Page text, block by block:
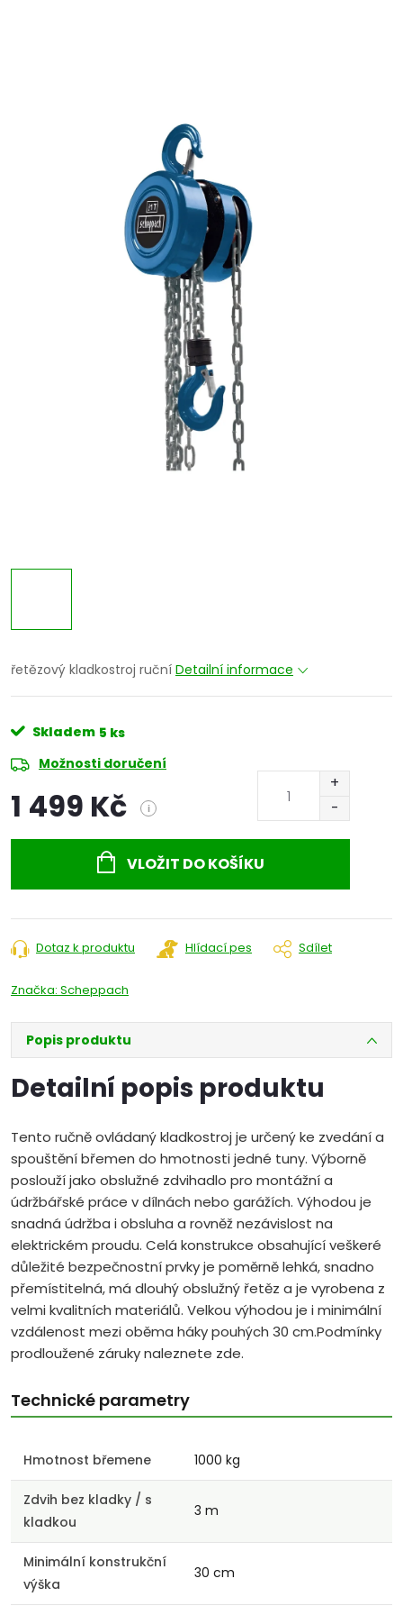
řetězový kladkostroj ruční Detailní informace
Skladem 5 ks
Možnosti doručení
1 499 Kč i
VLOŽIT DO KOŠÍKU
Dotaz k produktu Hlídací pes Sdílet
Značka: Scheppach
Popis produktu
Detailní popis produktu
Tento ručně ovládaný kladkostroj je určený ke zvedání a
spouštění břemen do hmotnosti jedné tuny. Výborně
poslouží jako obslužné zdvihadlo pro montážní a
údržbářské práce v dílnách nebo garážích. Výhodou je
snadná údržba i obsluha a rovněž nezávislost na
elektrickém proudu. Celá konstrukce obsahující veškeré
důležité bezpečnostní prvky je poměrně lehká, snadno
přemístitelná, má dlouhý obslužný řetěz a je vyrobena z
velmi kvalitních materiálů. Velkou výhodou je i minimální
vzdálenost mezi oběma háky pouhých 30 cm.Podmínky
prodloužené záruky naleznete zde.
Technické parametry
Hmotnost břemene 1000 kg
Zdvih bez kladky / s
kladkou
3 m
Minimální konstrukční
výška
30 cm